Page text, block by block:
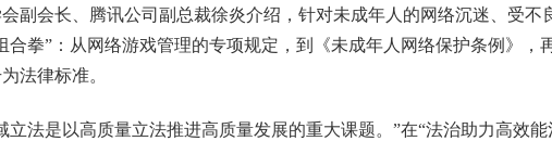
会长、腾讯公司副总裁徐炎介绍，针对未成年人的网络沉迷、受不
合拳”：从网络游戏管理的专项规定，到《未成年人网络保护条例》，
法律标准。
是以高质量立法推进高质量发展的重大课题。”在“法治助力高效能